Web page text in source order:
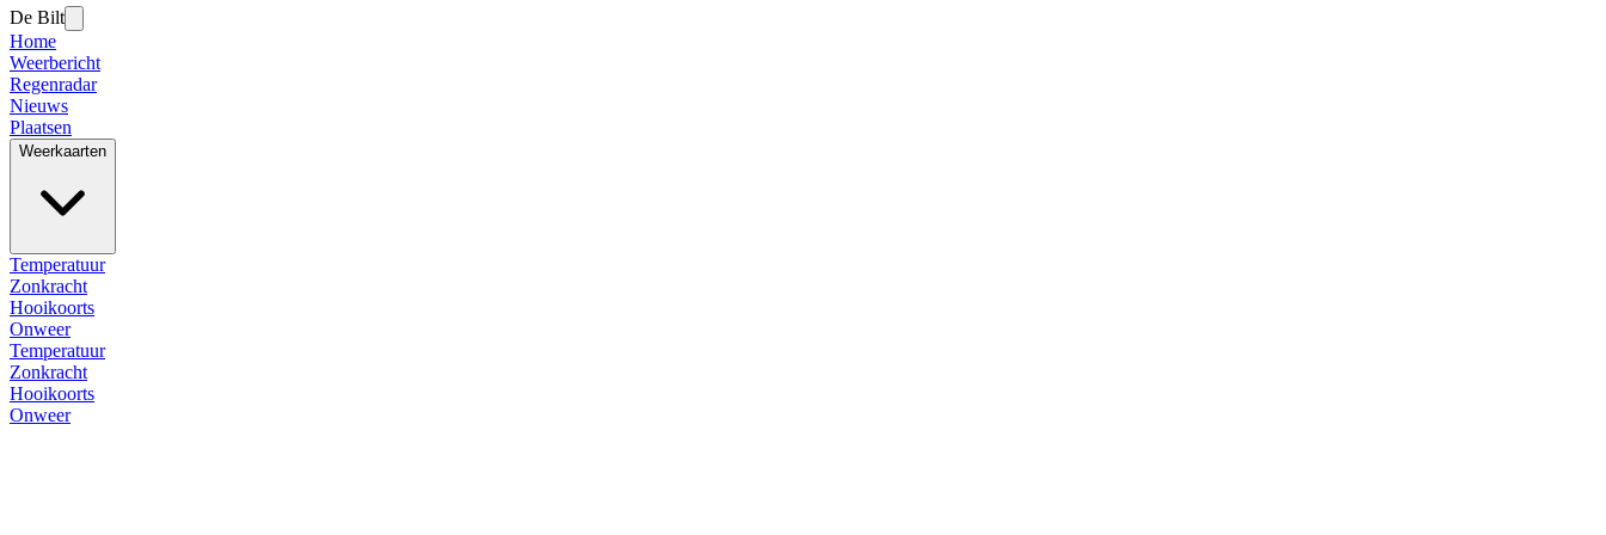
De Bilt
Home
Weerbericht
Regenradar
Nieuws
Plaatsen
Weerkaarten
Temperatuur
Zonkracht
Hooikoorts
Onweer
Temperatuur
Zonkracht
Hooikoorts
Onweer